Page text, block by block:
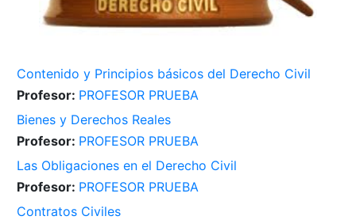
Contenido y Principios básicos del Derecho Civil
Profesor: PROFESOR PRUEBA
Bienes y Derechos Reales
Profesor: PROFESOR PRUEBA
Las Obligaciones en el Derecho Civil
Profesor: PROFESOR PRUEBA
Contratos Civiles